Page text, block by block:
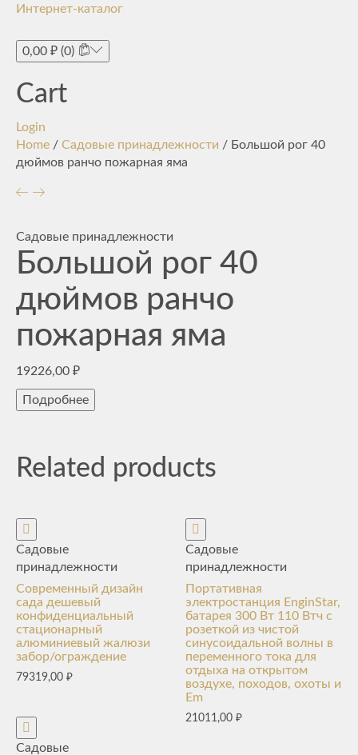
Интернет-каталог
0,00 ₽ (0)
Cart
Login
Home / Садовые принадлежности / Большой рог 40
дюймов ранчо пожарная яма
Садовые принадлежности
Большой рог 40
дюймов ранчо
пожарная яма
19226,00 ₽
Подробнее
Related products
Садовые
принадлежности
Современный дизайн
сада дешевый
конфиденциальный
стационарный
алюминиевый жалюзи
забор/ограждение
79319,00 ₽
Садовые
Садовые
принадлежности
Портативная
электростанция EnginStar,
батарея 300 Вт 110 Втч с
розеткой из чистой
синусоидальной волны в
переменного тока для
отдыха на открытом
воздухе, походов, охоты и
Em
21011,00₽